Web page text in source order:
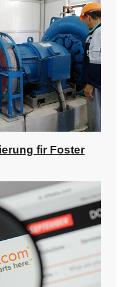
fir Foster